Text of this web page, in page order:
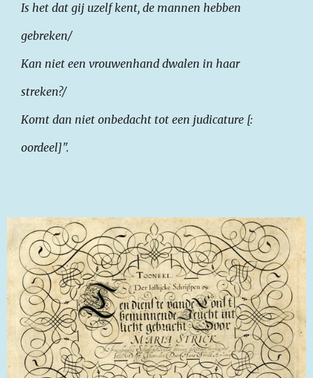
Is het dat gij uzelf kent, de mannen hebben
gebreken/
Kan niet een vrouwenhand dwalen in haar
streken?/
Komt dan niet onbedacht tot een judicature [:
oordeel]".